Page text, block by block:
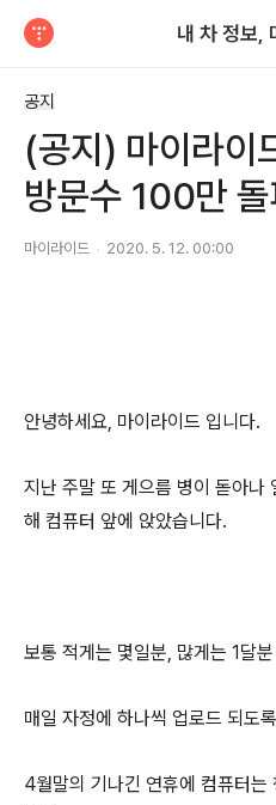
내 차 정보,
공지
(공지) 마이라이
방문수 100만
마이라이드 2020. 5. 12. 00:00
안녕하세요, 마이라이드 입니다.
지난 주말 또 게으름 병이 돋아나
해 컴퓨터 앞에 앉았습니다.
보통 적게는 몇일분, 많게는 1달
매일 자정에 하나씩 업로드 되도
4월말의 기나긴 연휴에 컴퓨터는